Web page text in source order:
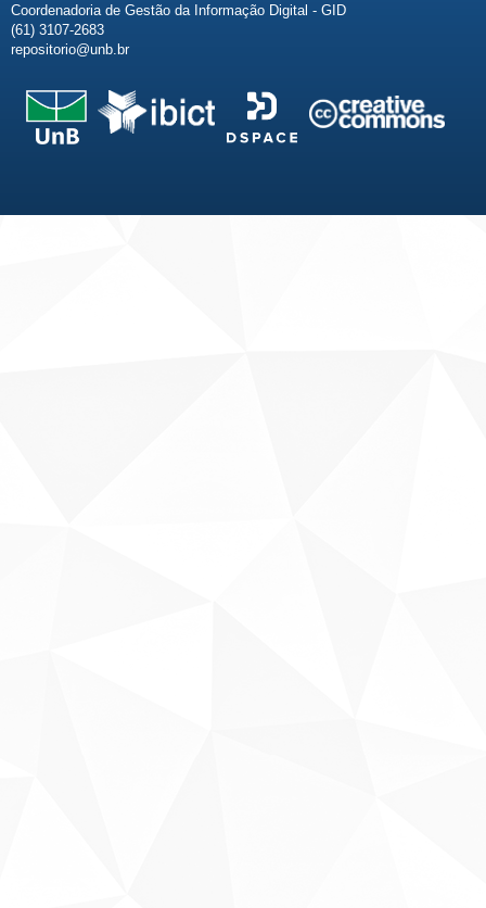
Coordenadoria de Gestão da Informação Digital - GID
(61) 3107-2683
repositorio@unb.br